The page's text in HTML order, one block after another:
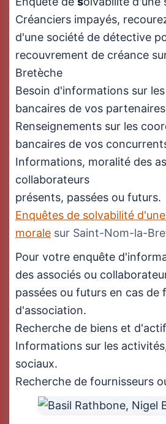
Créanciers impayés,
d'une société de détective
recouvrement de créance
Bretèche
Besoin d'informations sur
bancaires de vos
Renseignements sur les
bancaires de vos
Informations, moralité des
collaborateurs
présents, passées ou futurs.
Enquêtes de solvabilité
morale sur Saint-Nom-la-
Pour votre enquête
des associés ou
passées ou futurs en cas de
d'association.
Recherche de biens et
Informations sur les
sociaux.
Recherche de fournisseurs